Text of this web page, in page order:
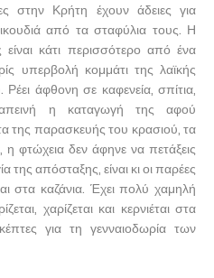
στην Κρήτη έχουν άδειες για
από τα σταφύλια τους. Η
είναι κάτι περισσότερο από ένα
υπερβολή κομμάτι της λαϊκής
άφθονη σε καφενεία, σπίτια,
η καταγωγή της αφού
της παρασκευής του κρασιού, τα
φτώχεια δεν άφηνε να πετάξεις
της απόσταξης, είναι κι οι παρέες
στα καζάνια. Έχει πολύ χαμηλή
χαρίζεται και κερνιέται στα
για τη γενναιοδωρία των